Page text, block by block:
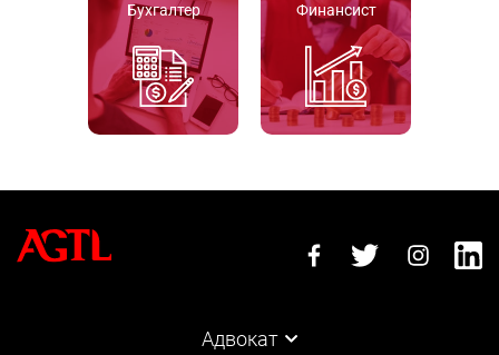
Бухгалтер Финансист
Адвокат